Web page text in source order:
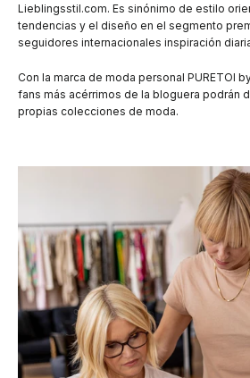
Lieblingsstil.com. Es sinónimo de estilo
tendencias y el diseño en el segmento
seguidores internacionales inspiración
Con la marca de moda personal PURETOI
fans más acérrimos de la bloguera podrán
propias colecciones de moda.